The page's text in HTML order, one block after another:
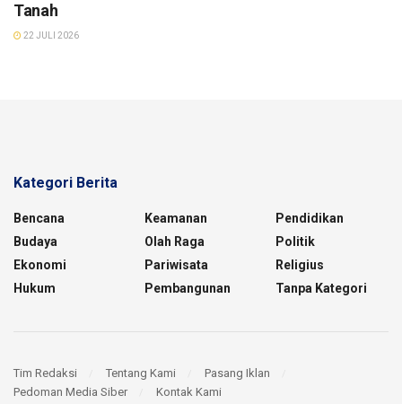
Tanah
22 JULI 2026
Kategori Berita
Bencana
Budaya
Ekonomi
Hukum
Keamanan
Olah Raga
Pariwisata
Pembangunan
Pendidikan
Politik
Religius
Tanpa Kategori
Tim Redaksi Tentang Kami
Pasang Iklan
Pedoman Media Siber
Kontak Kami